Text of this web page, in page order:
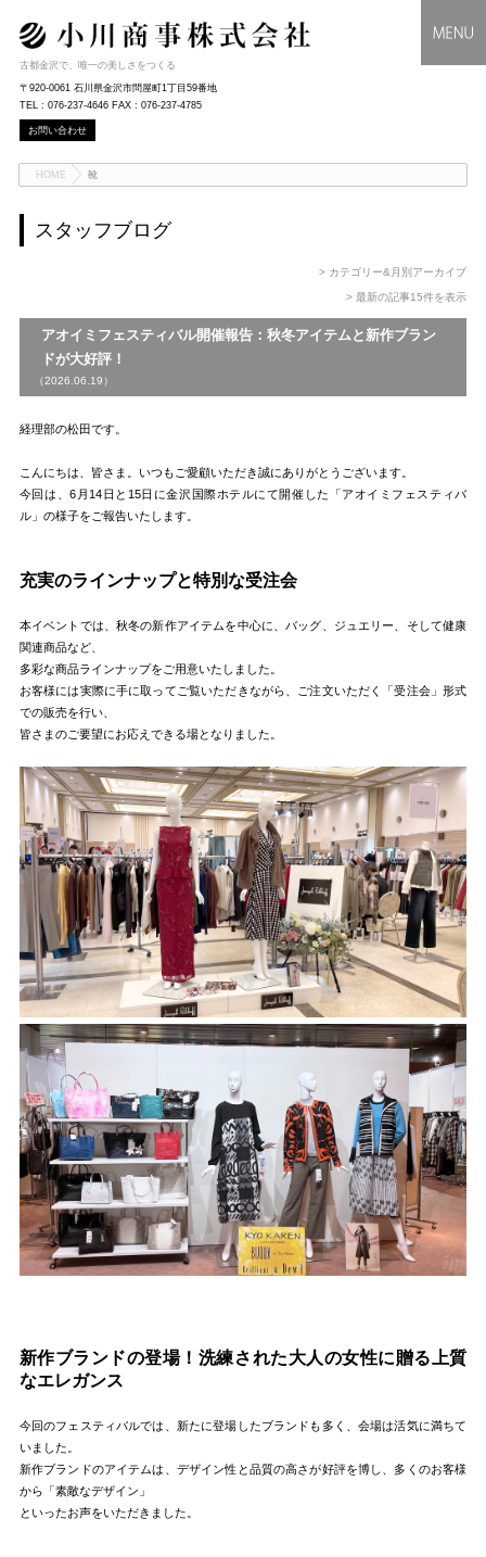
古都金沢で、唯一の美しさをつくる
〒920-0061 石川県金沢市問屋町1丁目59番地
TEL : 076-237-4646 FAX : 076-237-4785
お問い合わせ
HOME 靴
スタッフブログ
> カテゴリー&月別アーカイブ
> 最新の記事15件を表示
アオイミフェスティバル開催報告：秋冬アイテムと新作ブラン
ドが大好評！
（2026.06.19）
経理部の松田です。
こんにちは、皆さま。いつもご愛顧いただき誠にありがとうございます。
今回は、6月14日と15日に金沢国際ホテルにて開催した「アオイミフェスティバ
ル」の様子をご報告いたします。
充実のラインナップと特別な受注会
本イベントでは、秋冬の新作アイテムを中心に、バッグ、ジュエリー、そして健康
関連商品など、
多彩な商品ラインナップをご用意いたしました。
お客様には実際に手に取ってご覧いただきながら、ご注文いただく「受注会」形式
での販売を行い、
皆さまのご要望にお応えできる場となりました。
新作ブランドの登場！洗練された大人の女性に贈る上質
なエレガンス
今回のフェスティバルでは、新たに登場したブランドも多く、会場は活気に満ちて
いました。
新作ブランドのアイテムは、デザイン性と品質の高さが好評を博し、多くのお客様
から「素敵なデザイン」
といったお声をいただきました。